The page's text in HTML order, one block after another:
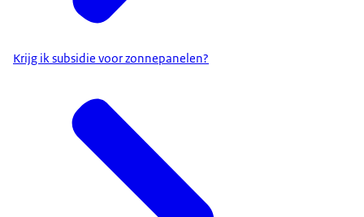
Krijg ik subsidie voor zonnepanelen?